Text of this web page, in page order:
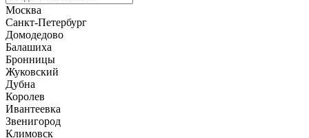
Москва
Санкт-Петербург
Домодедово
Балашиха
Бронницы
Жуковский
Дубна
Королев
Ивантеевка
Звенигород
Климовск